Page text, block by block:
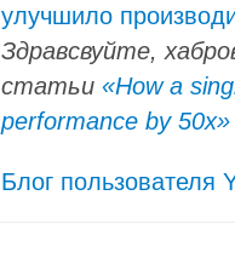
улучшило
Здравсвуйте,
статьи «How a
performance by 50x»
Блог пользователя